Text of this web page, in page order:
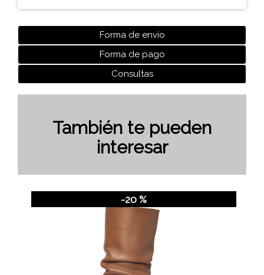
Forma de envío
Forma de pago
Consultas
También te pueden
interesar
-20 %